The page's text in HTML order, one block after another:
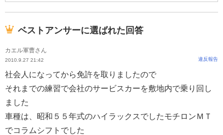
ベストアンサーに選ばれた回答
カエル軍曹さん
2010.9.27 21:42 違反報告
社会人になってから免許を取りましたので
それまでの練習で会社のサービスカーを敷地内で乗り回し
ました
車種は、昭和５５年式のハイラックスでしたモチロンＭＴ
でコラムシフトでした